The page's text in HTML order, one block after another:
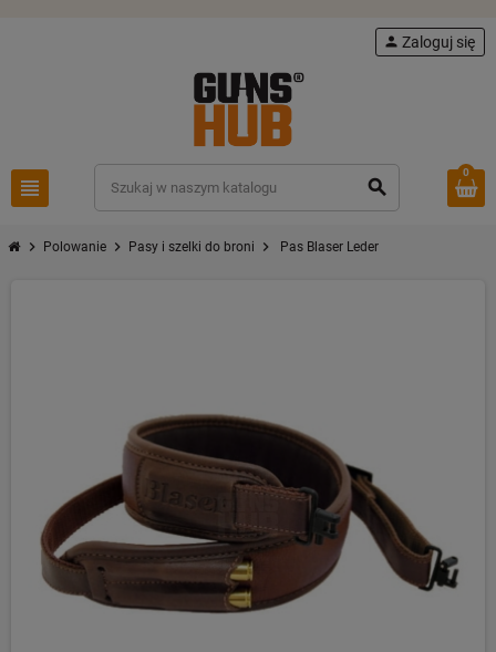
view_headline search
person Zaloguj się
0
chevron_right Polowanie chevron_right Pasy i szelki do broni chevron_right Pas Blaser Leder